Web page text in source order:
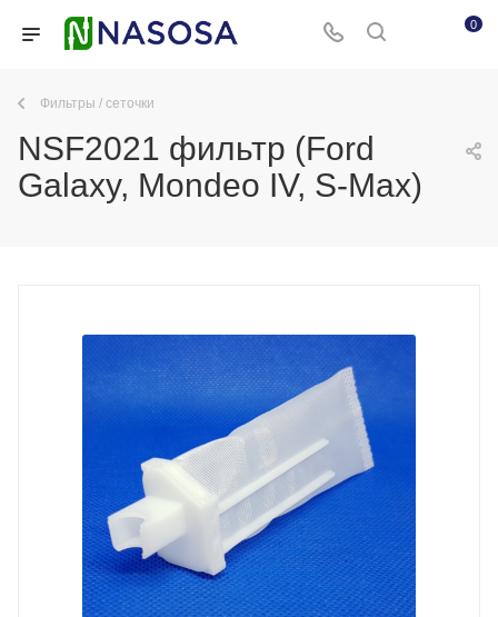
0
Фильтры / сеточки
NSF2021 фильтр (Ford
Galaxy, Mondeo IV, S-Max)